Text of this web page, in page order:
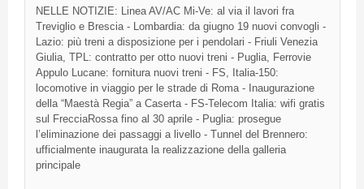
NELLE NOTIZIE: Linea AV/AC Mi-Ve: al via il lavori fra
Treviglio e Brescia - Lombardia: da giugno 19 nuovi convogli -
Lazio: più treni a disposizione per i pendolari - Friuli Venezia
Giulia, TPL: contratto per otto nuovi treni - Puglia, Ferrovie
Appulo Lucane: fornitura nuovi treni - FS, Italia-150:
locomotive in viaggio per le strade di Roma - Inaugurazione
della “Maestà Regia” a Caserta - FS-Telecom Italia: wifi gratis
sul FrecciaRossa fino al 30 aprile - Puglia: prosegue
l’eliminazione dei passaggi a livello - Tunnel del Brennero:
ufficialmente inaugurata la realizzazione della galleria
principale